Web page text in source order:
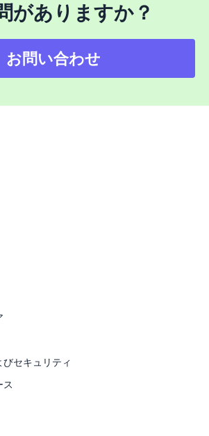
がありますか？
お問い合わせ
セキュリティ
ス